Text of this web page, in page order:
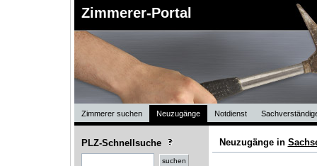
Zimmerer-Portal
Zimmerer suchen Neuzugänge Notdienst
PLZ-Schnellsuche Neuzugänge in